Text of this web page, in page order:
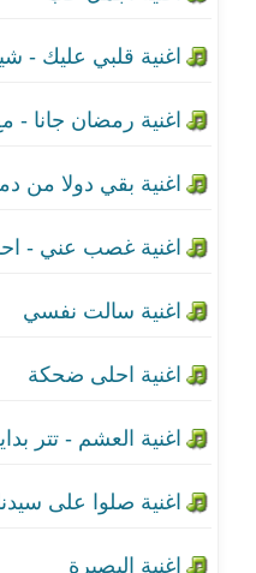
اغنية سالت
اغنية احلى
اغنية العشم
اغنية انت
اغنية يا بلادي
اغنية مالناش